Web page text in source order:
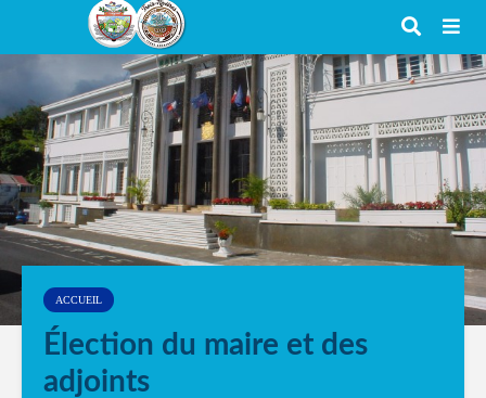
ACCUEIL
Élection du maire et des
adjoints